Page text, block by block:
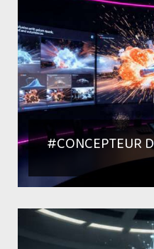
#CONCEPTEUR